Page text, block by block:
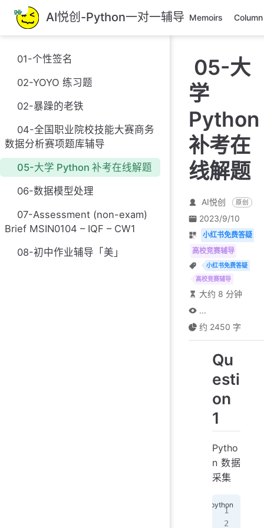
跳
至
主
內
AI悦创-Python一对一辅导 Memoirs Column
01-个性签名
02-YOYO 练习题
02-暴躁的老铁
04-全国职业院校技能大赛商务
数据分析赛项题库辅导
05-大学 Python 补考在线解题
06-数据模型处理
07-Assessment (non-exam)
Brief MSIN0104 – IQF – CW1
08-初中作业辅导「美」
05-大
学
Python
补考在
线解题
AI悦创 原创
2023/9/10
小红书免费答疑
高校竞赛辅导
小红书免费答疑
高校竞赛辅导
大约 8 分钟
...
约 2450 字
Qu
esti
on
1
Pytho
n 数据
采集